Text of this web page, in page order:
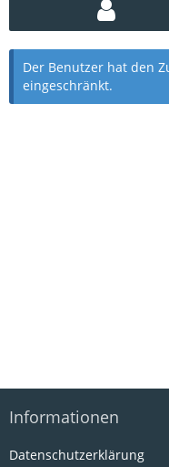
Der Benutzer hat den
eingeschränkt.
Informationen
Datenschutzerklärung